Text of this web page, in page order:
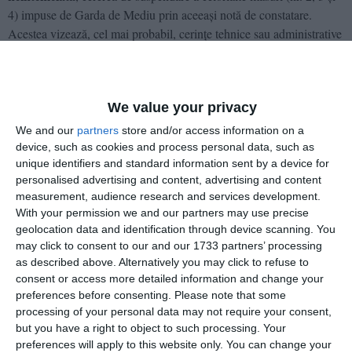
We value your privacy
We and our partners store and/or access information on a
device, such as cookies and process personal data, such as
unique identifiers and standard information sent by a device for
personalised advertising and content, advertising and content
measurement, audience research and services development.
With your permission we and our partners may use precise
geolocation data and identification through device scanning. You
may click to consent to our and our 1733 partners’ processing
as described above. Alternatively you may click to refuse to
consent or access more detailed information and change your
preferences before consenting.
Please note that some
processing of your personal data may not require your consent,
but you have a right to object to such processing. Your
preferences will apply to this website only. You can change your
4) impuse de Garda de Mediu prin aceeași notă de constatare.
Acestea vizează, cel mai probabil, cerințe tehnice sau administrative
Calendarul procesului: Urmează judecata pe fond
Decizia privind suspendarea esteexecutorie de drept, ceea ce
înseamnă că cercetătorii se pot întoarce la lucru imediat. Totuși,
Garda de Mediu are drept de recurs în termen de 5 zile.
Miza cea mare rămâne însă anularea definitivă a actului
administrativ. Tribunalul a stabilit un termen îndepărtat pentru
continuarea judecății pe fond:25 septembrie 2026. Până atunci,
activitatea Stațiunii va rămâne sub protecția acestei suspendări
provizorii.
Contextul litigiului
Dosarul a fost înregistrat pe 17 decembrie 2025, la scurt timp după
ce un control al Gărzii de Mediu a identificat nereguli la Stațiunea